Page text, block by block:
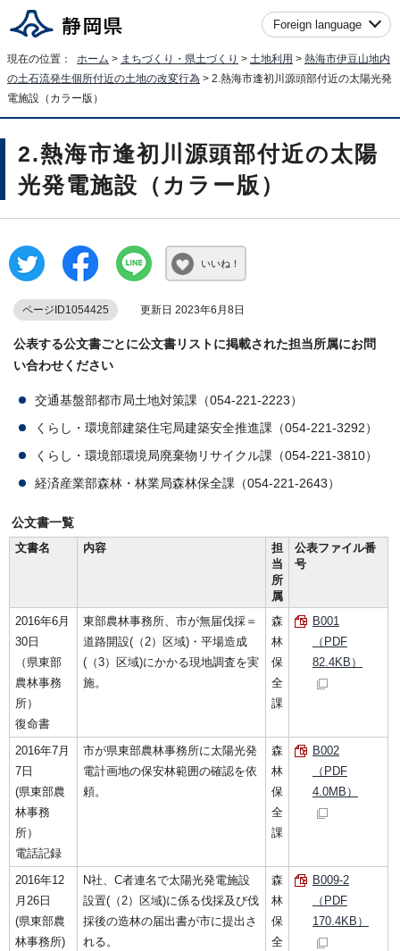
Foreign language
現在の位置： ホーム > まちづくり・県土づくり > 土地利用 > 熱海市伊豆山地内
の土石流発生個所付近の土地の改変行為 > 2.熱海市逢初川源頭部付近の太陽光発
電施設（カラー版）
2.熱海市逢初川源頭部付近の太陽
光発電施設（カラー版）
いいね！
ページID1054425 更新日 2023年6月8日
公表する公文書ごとに公文書リストに掲載された担当所属にお問
い合わせください
交通基盤部都市局土地対策課（054-221-2223）
くらし・環境部建築住宅局建築安全推進課（054-221-3292）
くらし・環境部環境局廃棄物リサイクル課（054-221-3810）
経済産業部森林・林業局森林保全課（054-221-2643）
公文書一覧
文書名
内容
担
当
所
属
公表ファイル番
号
2016年6月
30日
（県東部
農林事務
所）
復命書
東部農林事務所、市が無届伐採＝
道路開設(（2）区域)・平場造成
(（3）区域)にかかる現地調査を実
施。
森
林
保
全
課
B001
（PDF
82.4KB）
2016年7月
7日
(県東部農
林事務
所）
電話記録
市が県東部農林事務所に太陽光発
電計画地の保安林範囲の確認を依
頼。
森
林
保
全
課
B002
（PDF
4.0MB）
2016年12
月26日
(県東部農
林事務所)
N社、C者連名で太陽光発電施設
設置(（2）区域)に係る伐採及び伐
採後の造林の届出書が市に提出さ
れる。
森
林
保
全
B009-2
（PDF
170.4KB）